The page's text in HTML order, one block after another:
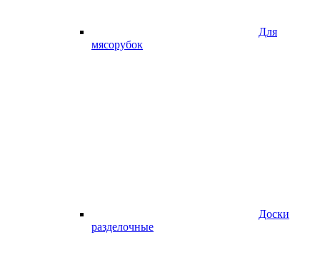
Для
мясорубок
Доски
разделочные